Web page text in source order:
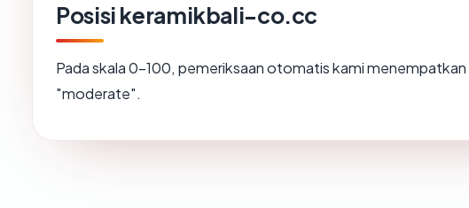
Posisi keramikbali-co.cc
Pada skala 0-100, pemeriksaan otomatis kami menempatkan
"moderate".